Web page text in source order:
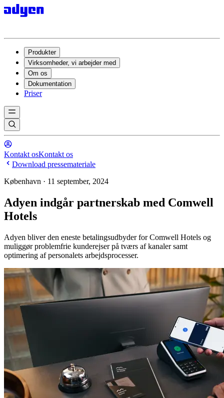
Produkter
Virksomheder, vi arbejder med
Om os
Dokumentation
Priser
Kontakt osKontakt os
Download pressemateriale
København · 11 september, 2024
Adyen indgår partnerskab med Comwell
Hotels
Adyen bliver den eneste betalingsudbyder for Comwell Hotels og
muliggør problemfrie kunderejser på tværs af kanaler samt
optimering af personalets arbejdsprocesser.